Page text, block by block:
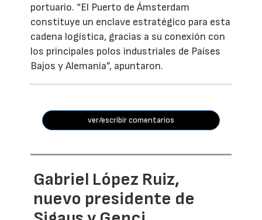
portuario. “El Puerto de Ámsterdam
constituye un enclave estratégico para esta
cadena logística, gracias a su conexión con
los principales polos industriales de Países
Bajos y Alemania”, apuntaron.
ver/escribir comentarios
Gabriel López Ruiz,
nuevo presidente de